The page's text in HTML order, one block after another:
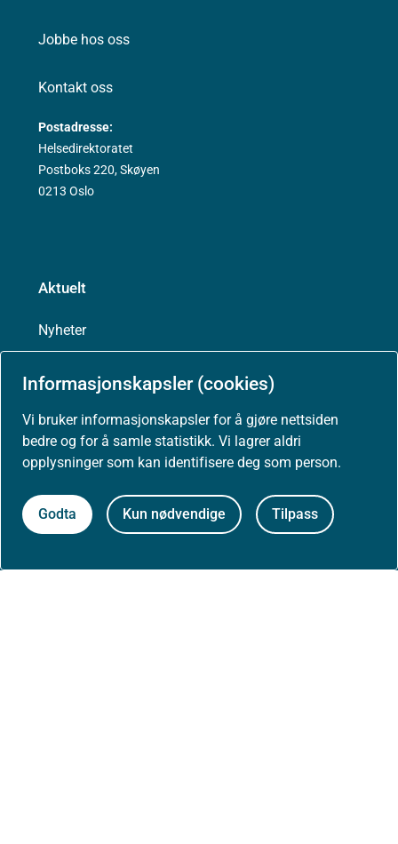
Informasjonskapsler (cookies)
Vi bruker informasjonskapsler for å gjøre nettsiden
bedre og for å samle statistikk. Vi lagrer aldri
opplysninger som kan identifisere deg som person.
Godta Kun nødvendige Tilpass
Jobbe hos oss
Kontakt oss
Postadresse:
Helsedirektoratet
Postboks 220, Skøyen
0213 Oslo
Aktuelt
Nyheter
Arrangementer
Høringer